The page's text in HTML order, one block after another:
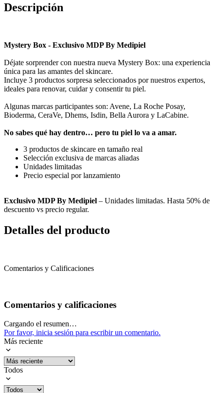
Descripción
Mystery Box - Exclusivo MDP By Medipiel
Déjate sorprender con nuestra nueva Mystery Box: una experiencia
única para las amantes del skincare.
Incluye 3 productos sorpresa seleccionados por nuestros expertos,
ideales para renovar, cuidar y consentir tu piel.
Algunas marcas participantes son: Avene, La Roche Posay,
Bioderma, CeraVe, Dhems, Isdin, Bella Aurora y LaCabine.
No sabes qué hay dentro… pero tu piel lo va a amar.
3 productos de skincare en tamaño real
Selección exclusiva de marcas aliadas
Unidades limitadas
Precio especial por lanzamiento
Exclusivo MDP By Medipiel – Unidades limitadas. Hasta 50% de
descuento vs precio regular.
Detalles del producto
Comentarios y Calificaciones
Comentarios y calificaciones
Cargando el resumen…
Por favor, inicia sesión para escribir un comentario.
Más reciente
Todos